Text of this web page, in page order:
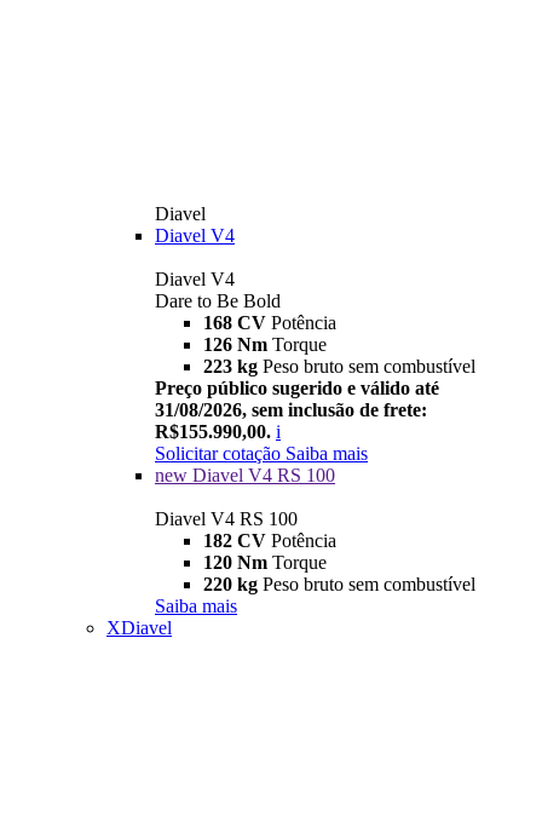
Diavel
Diavel V4
Diavel V4
Dare to Be Bold
168 CV Potência
126 Nm Torque
223 kg Peso bruto sem combustível
Preço público sugerido e válido até
31/08/2026, sem inclusão de frete:
R$155.990,00. i
Solicitar cotação Saiba mais
new Diavel V4 RS 100
Diavel V4 RS 100
182 CV Potência
120 Nm Torque
220 kg Peso bruto sem combustível
Saiba mais
XDiavel